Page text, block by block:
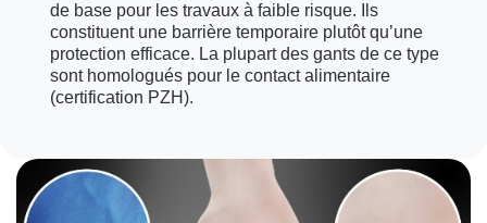
de base pour les travaux à faible risque. Ils
constituent une barrière temporaire plutôt qu’une
protection efficace. La plupart des gants de ce type
sont homologués pour le contact alimentaire
(certification PZH).